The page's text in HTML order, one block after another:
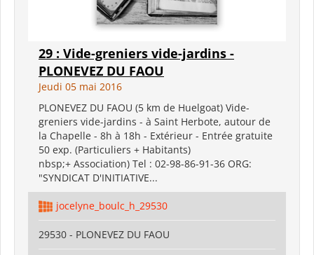
29 : Vide-greniers vide-jardins -
PLONEVEZ DU FAOU
Jeudi 05 mai 2016
PLONEVEZ DU FAOU (5 km de Huelgoat) Vide-
greniers vide-jardins - à Saint Herbote, autour de
la Chapelle - 8h à 18h - Extérieur - Entrée gratuite
50 exp. (Particuliers + Habitants)
nbsp;+ Association) Tel : 02-98-86-91-36 ORG:
"SYNDICAT D'INITIATIVE...
jocelyne_boulc_h_29530
29530 - PLONEVEZ DU FAOU